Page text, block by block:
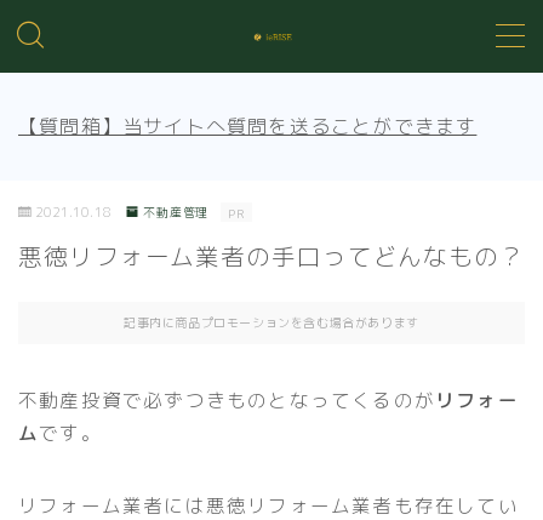
【質問箱】当サイトへ質問を送ることができます
2021.10.18 不動産管理 PR
悪徳リフォーム業者の手口ってどんなもの？
記事内に商品プロモーションを含む場合があります
不動産投資で必ずつきものとなってくるのが リフォー
ムです。
リフォーム業者には悪徳リフォーム業者も存在してい